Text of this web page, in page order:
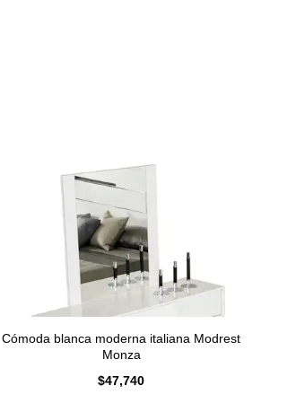
Cómoda blanca moderna italiana Modrest
Monza
$47,740